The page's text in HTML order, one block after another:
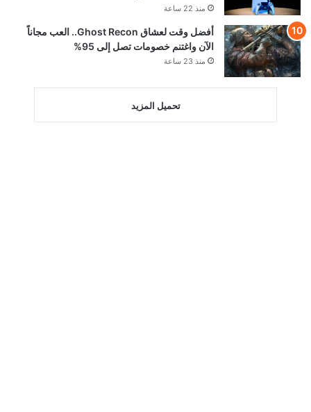
منذ 22 ساعة
أفضل وقت لعشاق Ghost Recon.. العب مجاناً
الآن واغتنم خصومات تصل إلى 95%
منذ 23 ساعة
تحميل المزيد